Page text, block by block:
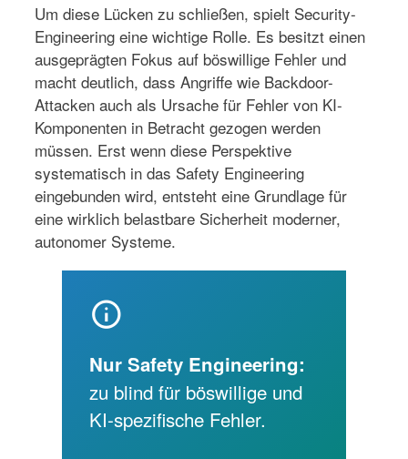
Um diese Lücken zu schließen, spielt Security-
Engineering eine wichtige Rolle. Es besitzt einen
ausgeprägten Fokus auf böswillige Fehler und
macht deutlich, dass Angriffe wie Backdoor-
Attacken auch als Ursache für Fehler von KI-
Komponenten in Betracht gezogen werden
müssen. Erst wenn diese Perspektive
systematisch in das Safety Engineering
eingebunden wird, entsteht eine Grundlage für
eine wirklich belastbare Sicherheit moderner,
autonomer Systeme.
info
Nur Safety Engineering:
zu blind für böswillige und
KI-spezifische Fehler.